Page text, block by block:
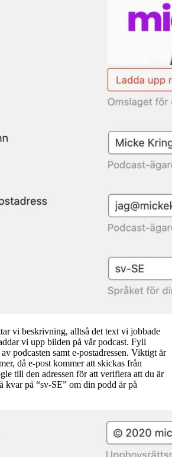
vi beskrivning, alltså det text vi jobbade
vi upp bilden på vår podcast. Fyll
podcasten samt e-postadressen. Viktigt är
då e-post kommer att skickas från
till den adressen för att verifiera att du är
kvar på “sv-SE” om din podd är på